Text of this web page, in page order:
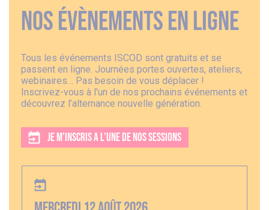
Nos évènements en ligne
Tous les événements ISCOD sont gratuits et se
passent en ligne. Journées portes ouvertes, ateliers,
webinaires… Pas besoin de vous déplacer !
Inscrivez-vous à l’un de nos prochains événements et
découvrez l’alternance nouvelle génération.
JE M’INSCRIS A L’UNE DE NOS SESSIONS